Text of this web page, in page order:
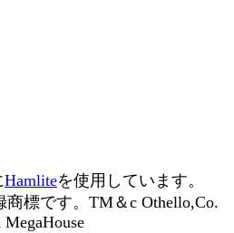
Hamliteを使用しています。
商標です。TM＆c Othello,Co.
MegaHouse